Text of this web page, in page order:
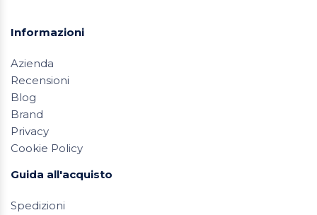
Informazioni
Azienda
Recensioni
Blog
Brand
Privacy
Cookie Policy
Guida all'acquisto
Spedizioni